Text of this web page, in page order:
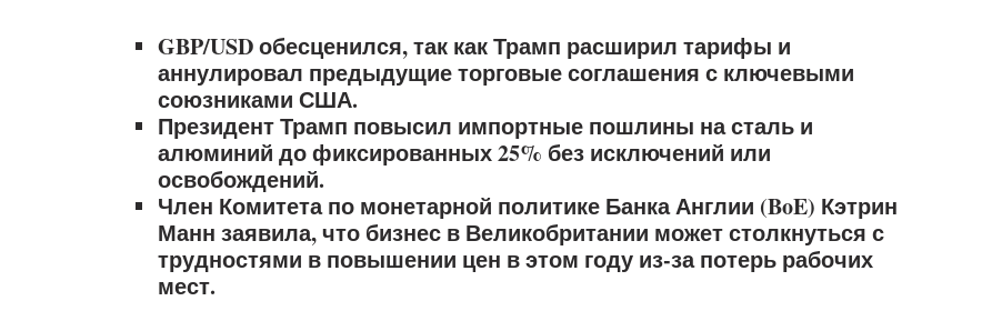
GBP/USD обесценился, так как Трамп расширил тарифы и
аннулировал предыдущие торговые соглашения с ключевыми
союзниками США.
Президент Трамп повысил импортные пошлины на сталь и
алюминий до фиксированных 25% без исключений или
освобождений.
Член Комитета по монетарной политике Банка Англии (BoE) Кэтрин
Манн заявила, что бизнес в Великобритании может столкнуться с
трудностями в повышении цен в этом году из-за потерь рабочих
мест.